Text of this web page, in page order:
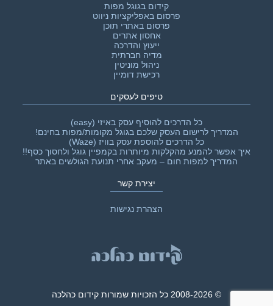
קידום בגוגל מפות
פרסום באפליקציות ניווט
פרסום באתרי תוכן
אחסון אתרים
ייעוץ והדרכה
מדיה חברתית
ניהול מוניטין
רכישת דומיין
טיפים לעסקים
כל הדרכים להוסיף עסק באיזי (easy)
המדריך לרישום העסק שלכם בגוגל מקומות/מפות בחינם!
כל הדרכים להוספת עסק בוויז (Waze)
איך אפשר להמנע מהקלקות מיותרות בקמפיין גוגל ולחסוך כסף!!‎
המדריך למפות חום – מעקב אחרי תנועת הגולשים באתר
יצירת קשר
הצהרת נגישות
© 2008-2026 כל הזכויות שמורות קידום כהלכה